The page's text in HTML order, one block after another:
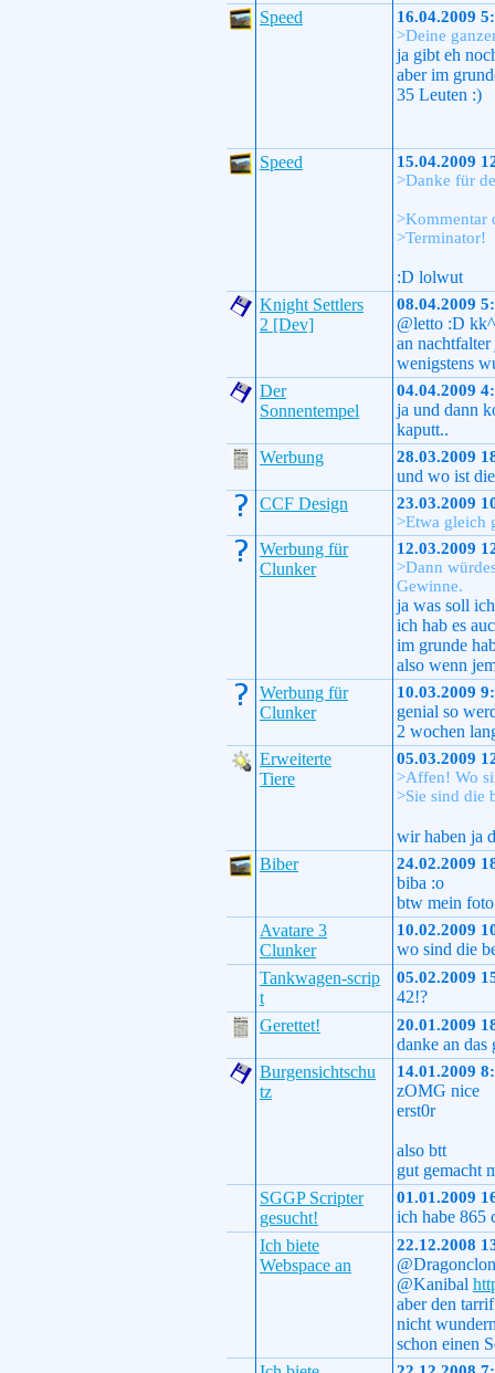
Speed
16.04.2009
>Deine
ja gibt eh
aber im
35 Leuten :)
Speed
15.04.2009
>Danke für
>Kommentar
>Terminator!
:D lolwut
Knight Settlers
2 [Dev]
08.04.2009
@letto :D kk^
an nachtfalter
wenigstens
Der
Sonnentempel
04.04.2009
ja und dann
kaputt..
Werbung
28.03.2009
und wo ist
CCF Design
23.03.2009
>Etwa gleich
Werbung für
Clunker
12.03.2009
>Dann
Gewinne.
ja was soll
ich hab es
im grunde
also wenn
Werbung für
Clunker
10.03.2009
genial so
2 wochen
Erweiterte
Tiere
05.03.2009
>Affen! Wo
>Sie sind die
wir haben ja
Biber
24.02.2009
biba :o
btw mein
Avatare 3
Clunker
10.02.2009
wo sind die
Tankwagen-scrip
t
05.02.2009
42!?
Gerettet!
20.01.2009
danke an das
Burgensichtschu
tz
14.01.2009
zOMG nice
erst0r
also btt
gut gemacht
SGGP Scripter
gesucht!
01.01.2009
ich habe 865
Ich biete
Webspace an
22.12.2008
@Kanibal
aber den
nicht
schon einen